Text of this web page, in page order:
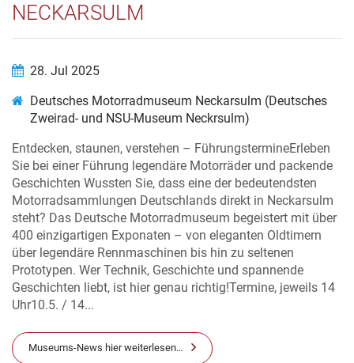
NECKARSULM
28. Jul 2025
Deutsches Motorradmuseum Neckarsulm (Deutsches
Zweirad- und NSU-Museum Neckrsulm)
Entdecken, staunen, verstehen – FührungstermineErleben
Sie bei einer Führung legendäre Motorräder und packende
Geschichten Wussten Sie, dass eine der bedeutendsten
Motorradsammlungen Deutschlands direkt in Neckarsulm
steht? Das Deutsche Motorradmuseum begeistert mit über
400 einzigartigen Exponaten – von eleganten Oldtimern
über legendäre Rennmaschinen bis hin zu seltenen
Prototypen. Wer Technik, Geschichte und spannende
Geschichten liebt, ist hier genau richtig!Termine, jeweils 14
Uhr10.5. / 14...
Museums-News hier weiterlesen…